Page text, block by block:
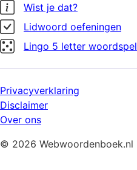
Wist je dat?
Lidwoord oefeningen
Lingo 5 letter woordspel
Privacyverklaring
Disclaimer
Over ons
© 2026 Webwoordenboek.nl